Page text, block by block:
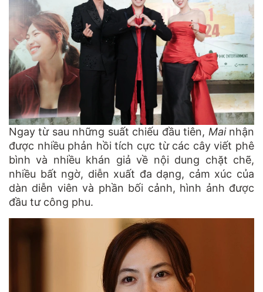
Ngay từ sau những suất chiếu đầu tiên, Mainhận
được nhiều phản hồi tích cực từ các cây viết phê
bình và nhiều khán giả về nội dung chặt chẽ,
nhiều bất ngờ, diễn xuất đa dạng, cảm xúc của
dàn diễn viên và phần bối cảnh, hình ảnh được
đầu tư công phu.